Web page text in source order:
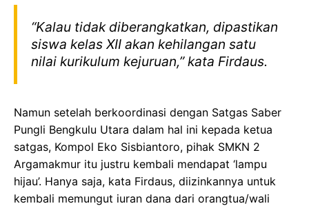
“Kalau tidak diberangkatkan, dipastikan
siswa kelas XII akan kehilangan satu
nilai kurikulum kejuruan,” kata Firdaus.
Namun setelah berkoordinasi dengan Satgas Saber
Pungli Bengkulu Utara dalam hal ini kepada ketua
satgas, Kompol Eko Sisbiantoro, pihak SMKN 2
Argamakmur itu justru kembali mendapat ‘lampu
hijau’. Hanya saja, kata Firdaus, diizinkannya untuk
kembali memungut iuran dana dari orangtua/wali